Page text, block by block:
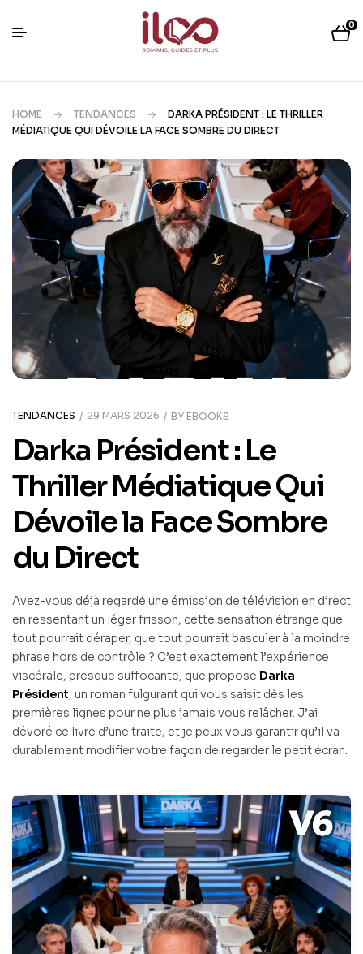
0
HOME TENDANCES
DARKA PRÉSIDENT : LE THRILLER
MÉDIATIQUE QUI DÉVOILE LA FACE SOMBRE DU DIRECT
TENDANCES 29 MARS 2026 BY EBOOKS
Darka Président : Le
Thriller Médiatique Qui
Dévoile la Face Sombre
du Direct
Avez-vous déjà regardé une émission de télévision en direct
en ressentant un léger frisson, cette sensation étrange que
tout pourrait déraper, que tout pourrait basculer à la moindre
phrase hors de contrôle ? C’est exactement l’expérience
viscérale, presque suffocante, que propose Darka
Président, un roman fulgurant qui vous saisit dès les
premières lignes pour ne plus jamais vous relâcher. J’ai
dévoré ce livre d’une traite, et je peux vous garantir qu’il va
durablement modifier votre façon de regarder le petit écran.